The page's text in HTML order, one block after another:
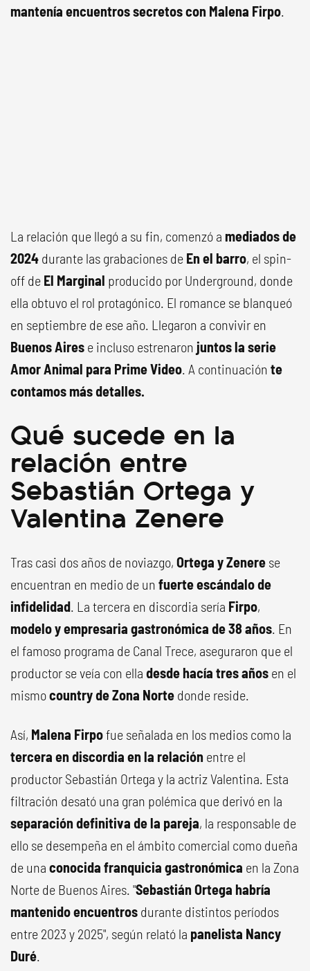
mantenía encuentros secretos con Malena Firpo.
La relación que llegó a su fin, comenzó a mediados de
2024 durante las grabaciones de En el barro, el spin-
off de El Marginal producido por Underground, donde
ella obtuvo el rol protagónico. El romance se blanqueó
en septiembre de ese año. Llegaron a convivir en
Buenos Aires e incluso estrenaron juntos la serie
Amor Animal para Prime Video. A continuación te
contamos más detalles.
Qué sucede en la
relación entre
Sebastián Ortega y
Valentina Zenere
Tras casi dos años de noviazgo, Ortega y Zenere se
encuentran en medio de un fuerte escándalo de
infidelidad. La tercera en discordia sería Firpo,
modelo y empresaria gastronómica de 38 años. En
el famoso programa de Canal Trece, aseguraron que el
productor se veía con ella desde hacía tres años en el
mismocountry de Zona Norte donde reside.
Así, Malena Firpofue señalada en los medios como la
tercera en discordia en la relación entre el
productor Sebastián Ortega y la actriz Valentina. Esta
filtración desató una gran polémica que derivó en la
separación definitiva de la pareja, la responsable de
ello se desempeña en el ámbito comercial como dueña
de una conocida franquicia gastronómica en la Zona
Norte de Buenos Aires. "Sebastián Ortega habría
mantenido encuentros durante distintos períodos
entre 2023 y 2025", según relató la panelista Nancy
Duré.